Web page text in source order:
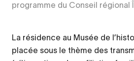
programme du Conseil régional
La résidence au Musée de
placée sous le thème des